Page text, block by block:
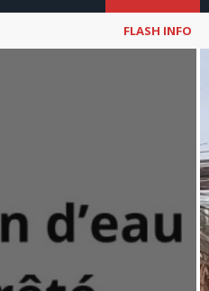
FLASH INFO